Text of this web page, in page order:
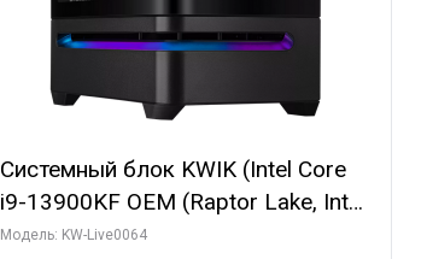
Системный блок KWIK (Intel Core
i9-13900KF OEM (Raptor Lake, Intel
7, C24 16EC/8P/ 64 ГБ ОЗУ (2
Модель: KW-Live0064